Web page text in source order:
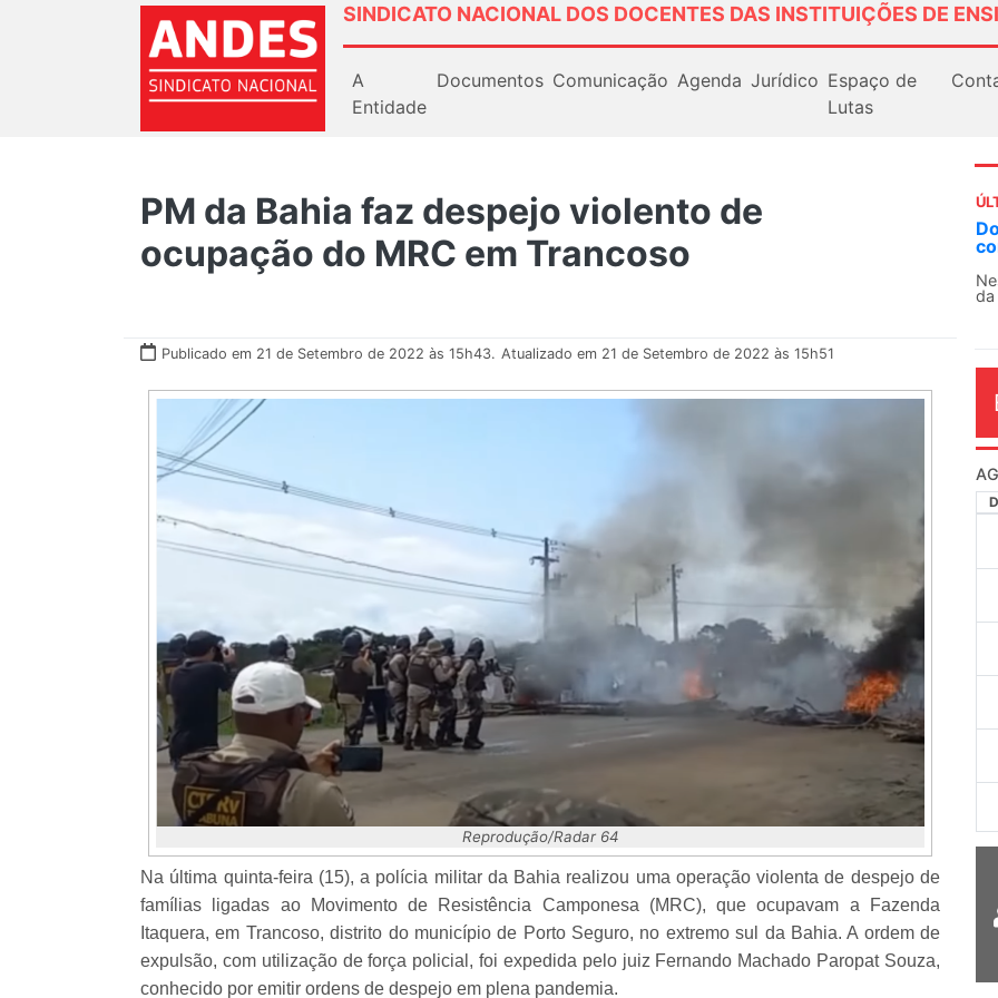
SINDICATO NACIONAL DOS DOCENTES DAS INSTITUIÇÕES DE
A
Entidade
Documentos Comunicação Agenda Jurídico Espaço de
Lutas
PM da Bahia faz despejo violento de
ocupação do MRC em Trancoso
Publicado em 21 de Setembro de 2022 às 15h43. Atualizado em 21 de Setembro de 2022 às 15h51
Reprodução/Radar 64
Na última quinta-feira (15), a polícia militar da Bahia realizou uma operação violenta de despejo de
famílias ligadas ao Movimento de Resistência Camponesa (MRC), que ocupavam a Fazenda
Itaquera, em Trancoso, distrito do município de Porto Seguro, no extremo sul da Bahia. A ordem de
expulsão, com utilização de força policial, foi expedida pelo juiz Fernando Machado Paropat Souza,
conhecido por emitir ordens de despejo em plena pandemia.
Docentes paralisam novamente as atividades
contra as políticas de Milei na Argentina